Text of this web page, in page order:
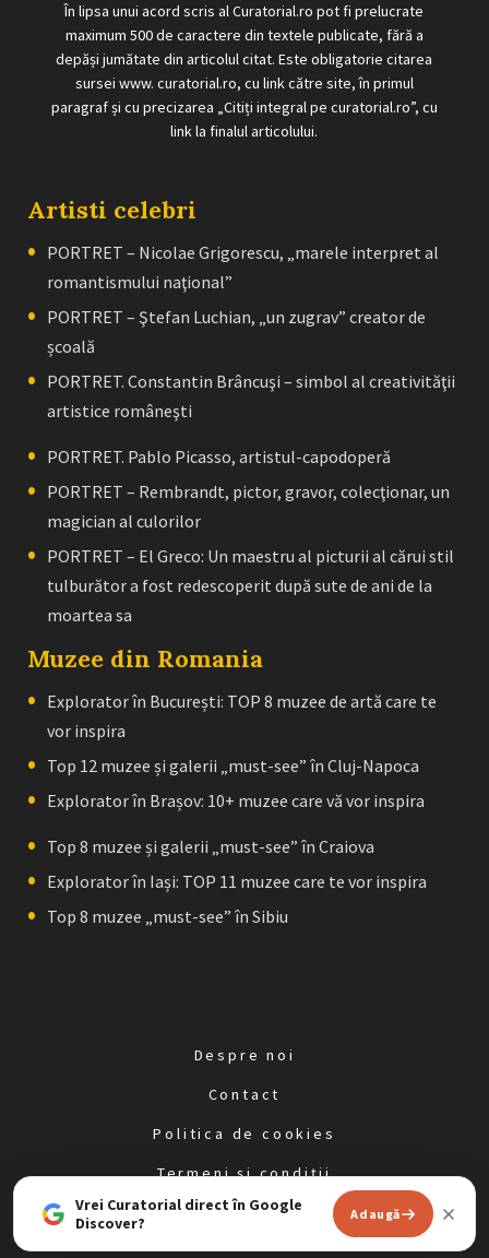
În lipsa unui acord scris al Curatorial.ro pot fi prelucrate
maximum 500 de caractere din textele publicate, fără a
depăși jumătate din articolul citat. Este obligatorie citarea
sursei www. curatorial.ro, cu link către site, în primul
paragraf și cu precizarea „Citiți integral pe curatorial.ro”, cu
link la finalul articolului.
Artisti celebri
PORTRET – Nicolae Grigorescu, „marele interpret al
romantismului naţional”
PORTRET – Ştefan Luchian, „un zugrav” creator de
școală
PORTRET. Constantin Brâncuşi – simbol al creativităţii
artistice româneşti
PORTRET. Pablo Picasso, artistul-capodoperă
PORTRET – Rembrandt, pictor, gravor, colecţionar, un
magician al culorilor
PORTRET – El Greco: Un maestru al picturii al cărui stil
tulburător a fost redescoperit după sute de ani de la
moartea sa
Muzee din Romania
Explorator în București: TOP 8 muzee de artă care te
vor inspira
Top 12 muzee și galerii „must-see” în Cluj-Napoca
Explorator în Brașov: 10+ muzee care vă vor inspira
Top 8 muzee și galerii „must-see” în Craiova
Explorator în Iași: TOP 11 muzee care te vor inspira
Top 8 muzee „must-see” în Sibiu
Despre noi
Contact
Politica de cookies
Termeni și condiții
Politica de confidențialitate
Vrei Curatorial direct în Google
Discover?
Adaugă